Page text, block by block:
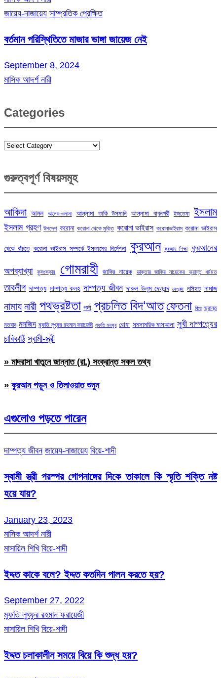
জায়েয-নাজায়েয সাম্প্রতিক প্রেক্ষিত
বর্তমান পরিস্থিতিতে মাজার ভাঙ্গা জায়েজ নেই
September 8, 2024
মাসিক আদর্শ নারী
Categories
Categories
গুরুত্বপূর্ণ বিষয়সমূহ
আকিদা আমল আলেম-ওলামা আল্লামা তাকি উসমানি আল্লামা বাবুনগরী ইজতেমা ইসলাম
ইসলাম গ্রহণ উপদেশ করোনা করোনা থেকে মুক্তি করোনা ভাইরাস করোনাভাইরাস করোনা ভাইরাস
থেকে বাঁচতে করোনা ভাইরাস সম্পর্কে ইসলামের নির্দেশনা কুরআন কুরআন শিক্ষা কুরআনের
অপব্যাখ্যা কুসংস্কার গোমরাহী জাকির নায়েক ডাক্তার জাকির নায়েকের ভ্রান্ত ধর্মমত
তাবলীগ দাম্পত্য দাম্পত্য কলহ দাম্পত্য জীবন দারুল উলুম দেওবন্দ দেওবন্দ নসিহত নামাজ
নামায নারী পথভ্রষ্টতা পর্দা প্রচলিত বিদ‘আত ফেতনা বিয়ে ভ্রান্ত
মতবাদ মসজিদ মুফতি লুৎফুর রহমান ফরায়েজী মুফতি মনসুর রোযা সমসাময়িক মাসআলা সুখী দাম্পত্যের
চাবিকাঠি স্বামী-স্ত্রী
» মাদরাসা খাতুনে জান্নাত (রা.) সংক্রান্ত সকল তথ্য
» কুরআন পড়ুন ও তিলাওয়াত শুনুন
এগুলোও পড়তে পারেন
দাম্পত্য জীবন জায়েয-নাজায়েয বিয়ে-শাদী
স্বামী স্ত্রী পরস্পর গোপনাঙ্গের দিকে তাকালে কি স্মৃতি শক্তি নষ্ট
হয়ে যায়?
January 23, 2023
মাসিক আদর্শ নারী
মাসায়িল শিখি বিয়ে-শাদী
ইদ্দত কাকে বলে? ইদ্দত কতদিন পালন করতে হয়?
September 27, 2022
মুফতি লুৎফুর রহমান ফরায়েজী
মাসায়িল শিখি বিয়ে-শাদী
ইদ্দত চলাকালীন সময়ে বিয়ে কি শুদ্ধ হয়?